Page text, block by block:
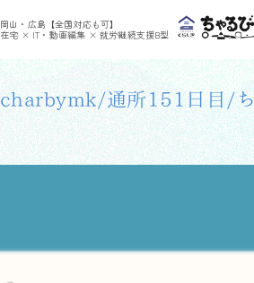
岡山・広島【全国対応も可】
在宅 × IT・動画編集 × 就労継続支援B型
利用者さんの日報 >
利用者さんの
charbymk/通所151日目/